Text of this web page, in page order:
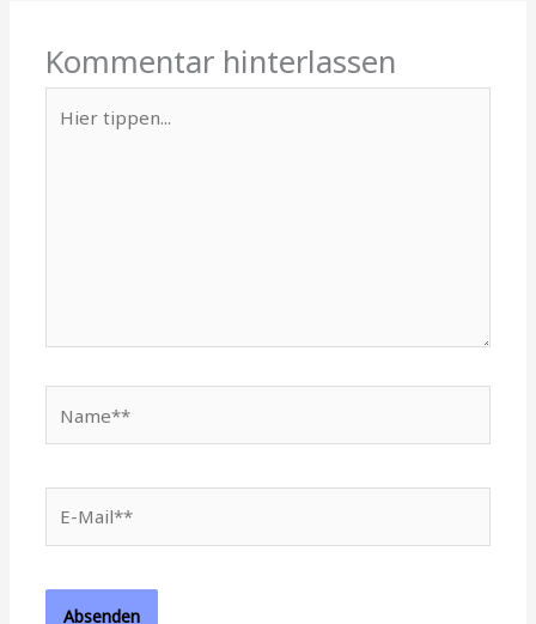
Kommentar hinterlassen
tippen...
Mail**